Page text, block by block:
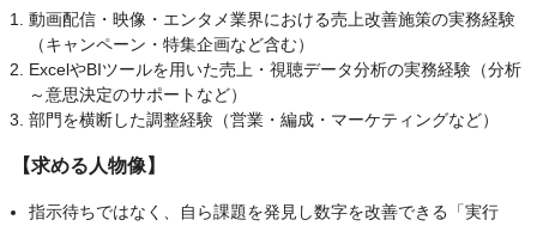
動画配信・映像・エンタメ業界における売上改善施策の実務経験
（キャンペーン・特集企画など含む）
ExcelやBIツールを用いた売上・視聴データ分析の実務経験（分析
～意思決定のサポートなど）
部門を横断した調整経験（営業・編成・マーケティングなど）
【求める人物像】
指示待ちではなく、自ら課題を発見し数字を改善できる「実行